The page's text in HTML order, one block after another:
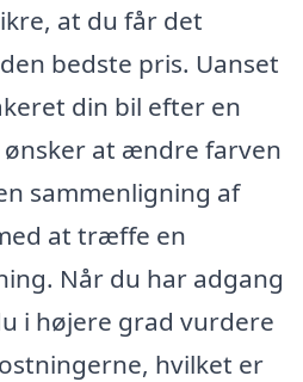
at du får det
bedste pris. Uanset
din bil efter en
at ændre farven
sammenligning af
at træffe en
Når du har adgang
i højere grad vurdere
hvilket er